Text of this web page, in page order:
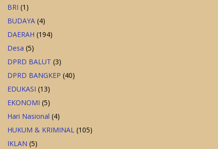
BRI (1)
BUDAYA (4)
DAERAH (194)
Desa (5)
DPRD BALUT (3)
DPRD BANGKEP (40)
EDUKASI (13)
EKONOMI (5)
Hari Nasional (4)
HUKUM & KRIMINAL (105)
IKLAN (5)